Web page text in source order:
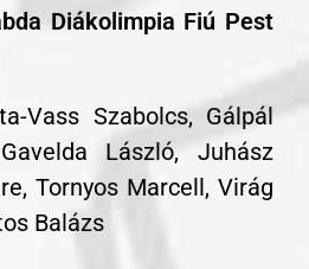
Diákolimpia Fiú Pest
Vass Szabolcs, Gálpál
László, Juhász
Tornyos Marcell, Virág
Balázs